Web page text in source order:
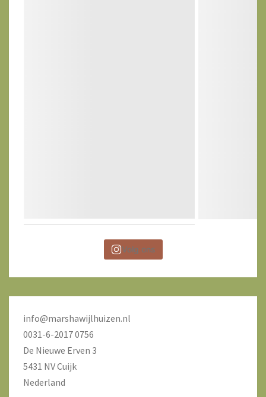
Volg ons
info@marshawijlhuizen.nl
0031-6-2017 0756
De Nieuwe Erven 3
5431 NV Cuijk
Nederland